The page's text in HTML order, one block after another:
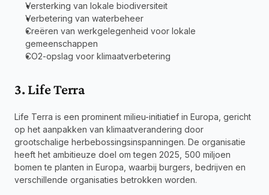
Versterking van lokale biodiversiteit
Verbetering van waterbeheer
Creëren van werkgelegenheid voor lokale
gemeenschappen
CO2-opslag voor klimaatverbetering
3. Life Terra
Life Terra is een prominent milieu-initiatief in Europa, gericht
op het aanpakken van klimaatverandering door
grootschalige herbebossingsinspanningen. De organisatie
heeft het ambitieuze doel om tegen 2025, 500 miljoen
bomen te planten in Europa, waarbij burgers, bedrijven en
verschillende organisaties betrokken worden.